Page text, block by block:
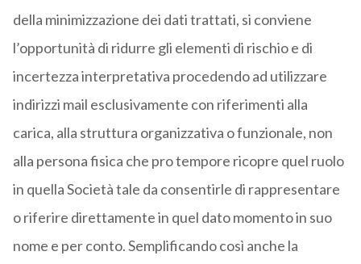
della minimizzazione dei dati trattati, si conviene
l’opportunità di ridurre gli elementi di rischio e di
incertezza interpretativa procedendo ad utilizzare
indirizzi mail esclusivamente con riferimenti alla
carica, alla struttura organizzativa o funzionale, non
alla persona fisica che pro tempore ricopre quel ruolo
in quella Società tale da consentirle di rappresentare
o riferire direttamente in quel dato momento in suo
nome e per conto. Semplificando così anche la